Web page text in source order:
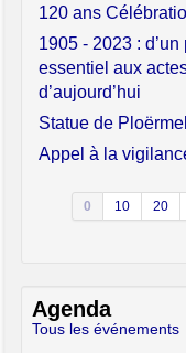
120 ans
1905 - 2023 :
essentiel aux
d’aujourd’hui
Statue de Ploërmel
Appel à la
0 10 20
Agenda
Tous les événements